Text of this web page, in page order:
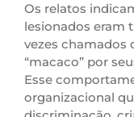
Os relatos
lesionados eram
vezes chamados
“macaco” por
Esse
organizacional